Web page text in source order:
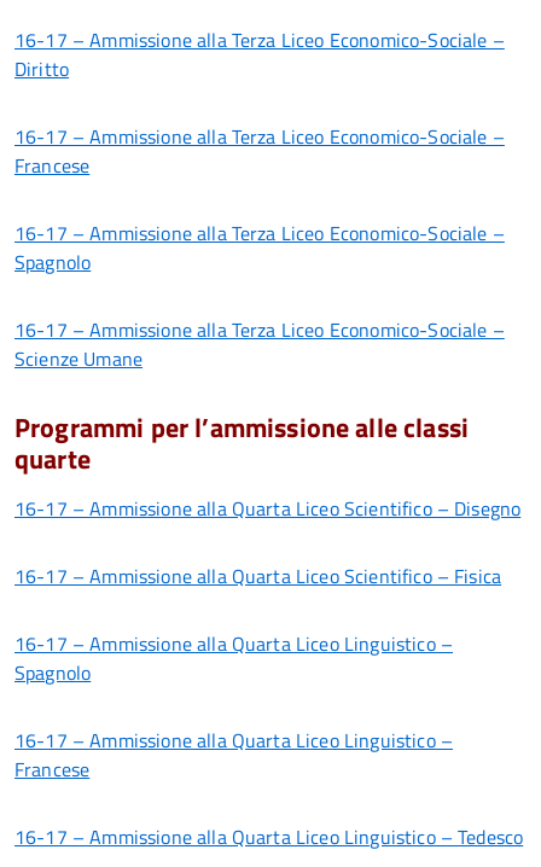
16-17 – Ammissione alla Terza Liceo Economico-Sociale –
Diritto
16-17 – Ammissione alla Terza Liceo Economico-Sociale –
Francese
16-17 – Ammissione alla Terza Liceo Economico-Sociale –
Spagnolo
16-17 – Ammissione alla Terza Liceo Economico-Sociale –
Scienze Umane
Programmi per l’ammissione alle classi
quarte
16-17 – Ammissione alla Quarta Liceo Scientifico – Disegno
16-17 – Ammissione alla Quarta Liceo Scientifico – Fisica
16-17 – Ammissione alla Quarta Liceo Linguistico –
Spagnolo
16-17 – Ammissione alla Quarta Liceo Linguistico –
Francese
16-17 – Ammissione alla Quarta Liceo Linguistico – Tedesco